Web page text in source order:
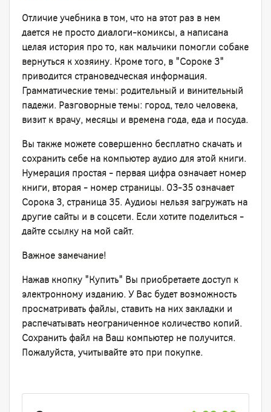
Отличие учебника в том, что на этот раз в нем
дается не просто диалоги-комиксы, а написана
целая история про то, как мальчики помогли собаке
вернуться к хозяину. Кроме того, в "Сороке 3"
приводится страноведческая информация.
Грамматические темы: родительный и винительный
падежи. Разговорные темы: город, тело человека,
визит к врачу, месяцы и времена года, еда и посуда.
Вы также можете совершенно бесплатно скачать и
сохранить себе на компьютер аудио для этой книги.
Нумерация простая - первая цифра означает номер
книги, вторая - номер страницы. 03-35 означает
Сорока 3, страница 35. Аудиоы нельзя загружать на
другие сайты и в соцсети. Если хотите поделиться -
дайте ссылку на мой сайт.
Важное замечание!
Нажав кнопку "Купить" Вы приобретаете доступ к
электронному изданию. У Вас будет возможность
просматривать файлы, ставить на них закладки и
распечатывать неограниченное количество копий.
Сохранить файл на Ваш компьютер не получится.
Пожалуйста, учитывайте это при покупке.